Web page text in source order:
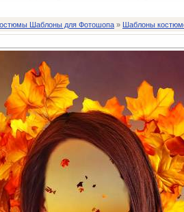
Шаблоны для Фотошопа » Шаблоны